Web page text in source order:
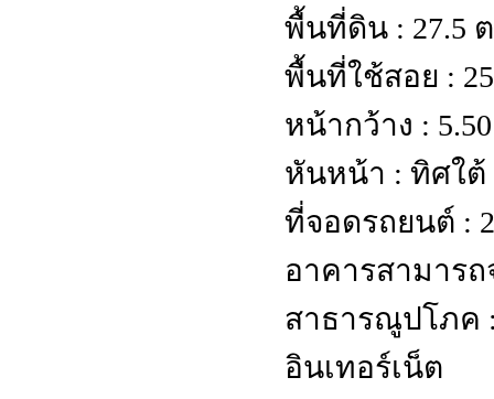
พื้นที่ดิน : 27.5
พื้นที่ใช้สอย :
หน้ากว้าง :
หันหน้า : ทิศใต้
ที่จอดรถยนต์ :
อาคารสามาร
สาธารณูปโภค
อินเทอร์เน็ต